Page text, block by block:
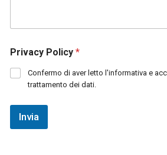
o
i
t
e
n
i
t
o
s
a
Privacy Policy *
Confermo di aver letto l'informativa e
trattamento dei dati.
Invia